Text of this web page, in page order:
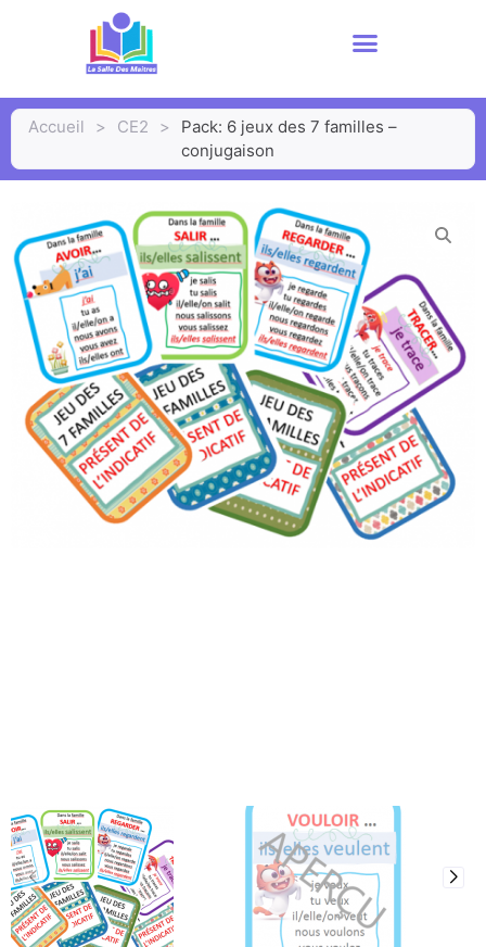
Accueil > CE2 >
Pack: 6 jeux des 7 familles –
conjugaison